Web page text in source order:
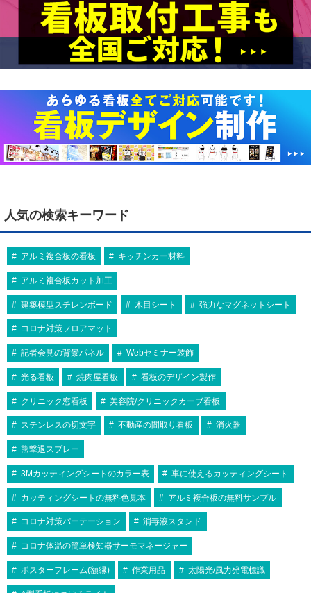
人気の検索キーワード
アルミ複合板の看板 キッチンカー材料
アルミ複合板カット加工
建築模型スチレンボード 木目シート 強力なマグネットシート
コロナ対策フロアマット
記者会見の背景パネル Webセミナー装飾
光る看板 焼肉屋看板 看板のデザイン製作
クリニック窓看板 美容院/クリニックカーブ看板
ステンレスの切文字 不動産の間取り看板 消火器
熊撃退スプレー
3Mカッティングシートのカラー表 車に使えるカッティングシート
カッティングシートの無料色見本 アルミ複合板の無料サンプル
コロナ対策パーテーション 消毒液スタンド
コロナ体温の簡単検知器サーモマネージャー
ポスターフレーム(額縁) 作業用品 太陽光/風力発電標識